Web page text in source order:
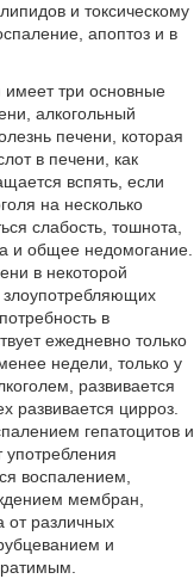
и токсическому
апоптоз и в
три основные
алкогольный
печени, которая
в печени, как
вспять, если
на несколько
слабость, тошнота,
и общее недомогание.
в некоторой
злоупотребляющих
в
ежедневно только
недели, только у
развивается
развивается цирроз.
гепатоцитов и
воспалением,
мембран,
от различных
и